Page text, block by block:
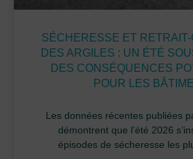
SÉCHERESSE ET RETRAIT-
DES ARGILES : UN ÉTÉ
DES CONSÉQUENCES
POUR LES
Les données récentes publiées
démontrent que l’été 2026
épisodes de sécheresse les